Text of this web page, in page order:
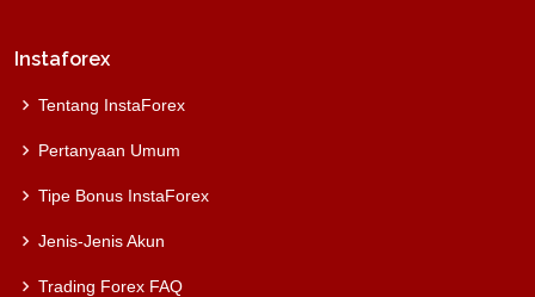
Instaforex
Tentang InstaForex
Pertanyaan Umum
Tipe Bonus InstaForex
Jenis-Jenis Akun
Trading Forex FAQ